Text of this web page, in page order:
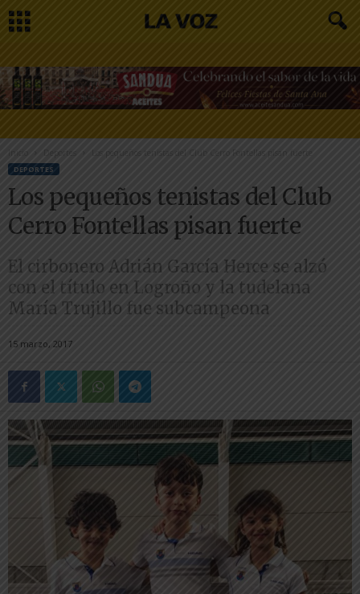
Inicio Los pequeños tenistas del Club Cerro Fontellas pisan fuerte
DEPORTES
Los pequeños tenistas del Club
Cerro Fontellas pisan fuerte
El cirbonero Adrián García Herce se alzó
con el título en Logroño y la tudelana
María Trujillo fue subcampeona
15 marzo, 2017